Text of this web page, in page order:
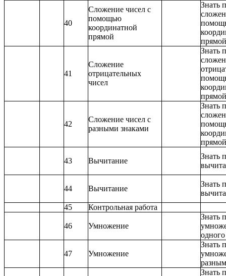
40
Сложение чисел с
помощью
координатной
прямой
Знать
прямой
41
Сложение
отрицательных
чисел
Знать
прямой
42
Сложение чисел с
разными знаками
Знать
прямой
43 Вычитание
Знать
44 Вычитание
Знать
45
Контрольная работа
46 Умножение
Знать
одного
47 Умножение
Знать
Знать